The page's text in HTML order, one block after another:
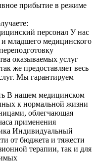
прибытие в режиме
персонал У нас
и младшего медицинского
оказываемых услуг
же предоставляет весь
Мы гарантируем
В нашем медицинском
к нормальной жизни
облегчающая
применения
Индивидуальный
от бюджета и тяжести
терапии, так и для